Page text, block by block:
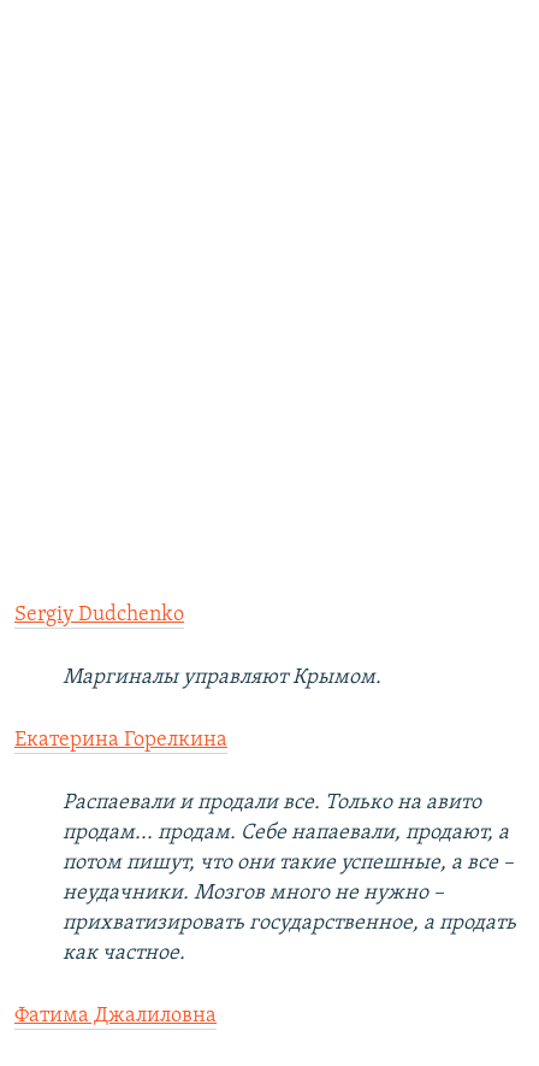
Sergiy Dudchenko
Маргиналы управляют Крымом.
Екатерина Горелкина
Распаевали и продали все. Только на авито
продам... продам. Себе напаевали, продают, а
потом пишут, что они такие успешные, а все –
неудачники. Мозгов много не нужно –
прихватизировать государственное, а продать
как частное.
Фатима Джалиловна